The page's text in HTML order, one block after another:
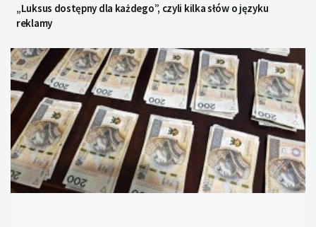
„Luksus dostępny dla każdego”, czyli kilka słów o języku
reklamy